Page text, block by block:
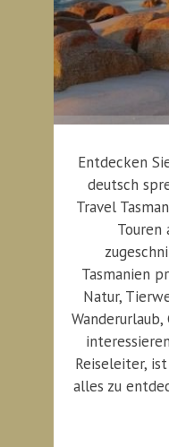
Entdecken
deutsch
Travel
Touren
Tasmanien
Natur,
Reiseleiter,
alles zu